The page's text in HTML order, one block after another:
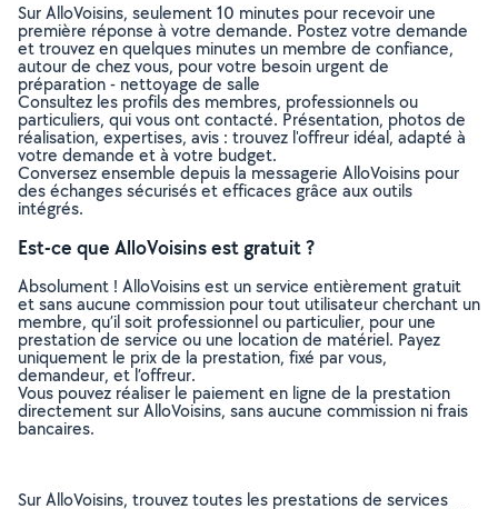
Sur AlloVoisins, seulement 10 minutes pour recevoir une
première réponse à votre demande. Postez votre demande
et trouvez en quelques minutes un membre de confiance,
autour de chez vous, pour votre besoin urgent de
préparation - nettoyage de salle
Consultez les profils des membres, professionnels ou
particuliers, qui vous ont contacté. Présentation, photos de
réalisation, expertises, avis : trouvez l'offreur idéal, adapté à
votre demande et à votre budget.
Conversez ensemble depuis la messagerie AlloVoisins pour
des échanges sécurisés et efficaces grâce aux outils
intégrés.
Est-ce que AlloVoisins est gratuit ?
Absolument ! AlloVoisins est un service entièrement gratuit
et sans aucune commission pour tout utilisateur cherchant un
membre, qu’il soit professionnel ou particulier, pour une
prestation de service ou une location de matériel. Payez
uniquement le prix de la prestation, fixé par vous,
demandeur, et l’offreur.
Vous pouvez réaliser le paiement en ligne de la prestation
directement sur AlloVoisins, sans aucune commission ni frais
bancaires.
Sur AlloVoisins, trouvez toutes les prestations de services